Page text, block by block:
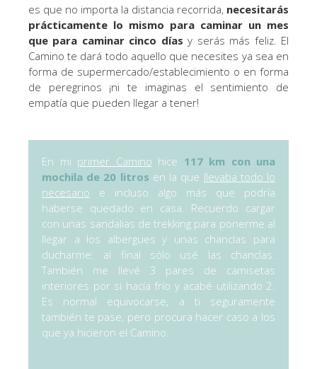
es que no importa la distancia recorrida, necesitarás
prácticamente lo mismo para caminar un mes
que para caminar cinco días y serás más feliz. El
Camino te dará todo aquello que necesites ya sea en
forma de supermercado/establecimiento o en forma
de peregrinos ¡ni te imaginas el sentimiento de
empatía que pueden llegar a tener!
En mi primer Camino hice 117 km con una
mochila de 20 litros en la que llevaba todo lo
necesario e incluso algo más que podría
haberse quedado en casa. Recuerdo cargar
con unas sandalias de trekking para ponerme al
llegar a los albergues y unas chanclas para
ducharme: al final sólo usé las chanclas.
También me llevé 3 pares de camisetas
interiores por si hacía frío y acabé utilizando 2.
Es normal equivocarse, a ti seguramente
también te pase, pero procura hacer caso a los
que ya hicieron el Camino.